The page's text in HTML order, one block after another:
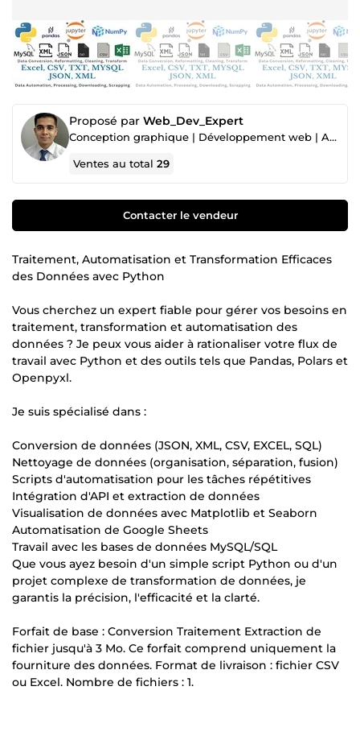
Proposé par Web_Dev_Expert
Conception graphique | Développement web | Analyse de données
Ventes au total29
Contacter le vendeur
Traitement, Automatisation et Transformation Efficaces
des Données avec Python
Vous cherchez un expert fiable pour gérer vos besoins en
traitement, transformation et automatisation des
données ? Je peux vous aider à rationaliser votre flux de
travail avec Python et des outils tels que Pandas, Polars et
Openpyxl.
Je suis spécialisé dans :
Conversion de données (JSON, XML, CSV, EXCEL, SQL)
Nettoyage de données (organisation, séparation, fusion)
Scripts d'automatisation pour les tâches répétitives
Intégration d'API et extraction de données
Visualisation de données avec Matplotlib et Seaborn
Automatisation de Google Sheets
Travail avec les bases de données MySQL/SQL
Que vous ayez besoin d'un simple script Python ou d'un
projet complexe de transformation de données, je
garantis la précision, l'efficacité et la clarté.
Forfait de base : Conversion Traitement Extraction de
fichier jusqu'à 3 Mo. Ce forfait comprend uniquement la
fourniture des données. Format de livraison : fichier CSV
ou Excel. Nombre de fichiers : 1.